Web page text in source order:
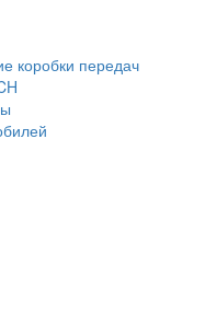
коробки передач